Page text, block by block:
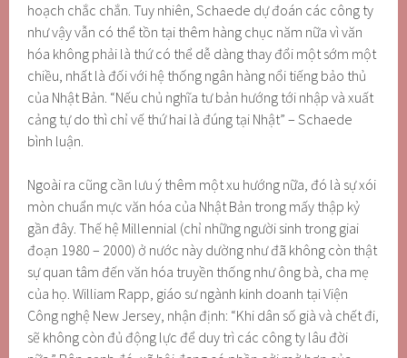
hoạch chắc chắn. Tuy nhiên, Schaede dự đoán các công ty
như vậy vẫn có thể tồn tại thêm hàng chục năm nữa vì văn
hóa không phải là thứ có thể dễ dàng thay đổi một sớm một
chiều, nhất là đối với hệ thống ngân hàng nổi tiếng bảo thủ
của Nhật Bản. “Nếu chủ nghĩa tư bản hướng tới nhập và xuất
cảng tự do thì chỉ vế thứ hai là đúng tại Nhật” – Schaede
bình luận.
Ngoài ra cũng cần lưu ý thêm một xu hướng nữa, đó là sự xói
mòn chuẩn mực văn hóa của Nhật Bản trong mấy thập kỷ
gần đây. Thế hệ Millennial (chỉ những người sinh trong giai
đoạn 1980 – 2000) ở nước này dường như đã không còn thật
sự quan tâm đến văn hóa truyền thống như ông bà, cha mẹ
của họ. William Rapp, giáo sư ngành kinh doanh tại Viện
Công nghệ New Jersey, nhận định: “Khi dân số già và chết đi,
sẽ không còn đủ động lực để duy trì các công ty lâu đời